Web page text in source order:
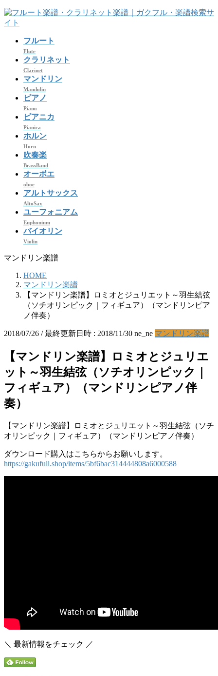
コ
ン
ナ
ビ
フルート
Flute
クラリネット
Clarinet
マンドリン
Mandolin
ピアノ
Piano
ピアニカ
Pianica
ホルン
Horn
吹奏楽
BrassBand
オーボエ
oboe
アルトサックス
AltoSax
ユーフォニアム
Euphonium
バイオリン
Violin
マンドリン楽譜
HOME
マンドリン楽譜
【マンドリン楽譜】ロミオとジュリエット～羽生結弦
（ソチオリンピック｜フィギュア）（マンドリンピア
ノ伴奏）
2018/07/26 / 最終更新日時 : 2018/11/30 ne_ne マンドリン楽譜
【マンドリン楽譜】ロミオとジュリエ
ット～羽生結弦（ソチオリンピック｜
フィギュア）（マンドリンピアノ伴
奏）
【マンドリン楽譜】ロミオとジュリエット～羽生結弦（ソチ
オリンピック｜フィギュア）（マンドリンピアノ伴奏）
ダウンロード購入はこちらからお願いします。
https://gakufull.shop/items/5bf6bac314444808a6000588
＼ 最新情報をチェック ／